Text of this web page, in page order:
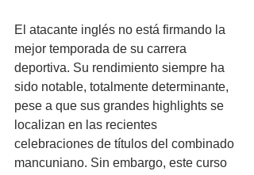
El atacante inglés no está firmando la
mejor temporada de su carrera
deportiva. Su rendimiento siempre ha
sido notable, totalmente determinante,
pese a que sus grandes highlights se
localizan en las recientes
celebraciones de títulos del combinado
mancuniano. Sin embargo, este curso